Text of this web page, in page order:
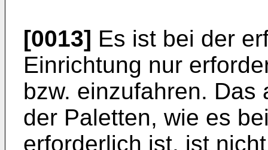
[0013] Es ist bei der
Einrichtung nur
bzw. einzufahren. Das
der Paletten, wie es
erforderlich ist, ist